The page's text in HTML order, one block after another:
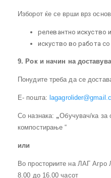
Изборот ќе се врши врз
релевантно искуство
искуство во работа
9. Рок и начин на
Понудите треба да се
Е- пошта:
Со назнака: „Обучувач/ка за
компостирање “
или
Во просториите на ЛАГ Агро
8.00 до 16.00 часот